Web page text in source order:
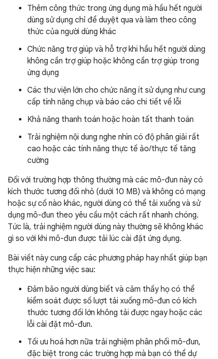
Thêm công thức trong ứng dụng mà hầu hết người
dùng sử dụng chỉ để duyệt qua và làm theo công
thức của người dùng khác
Chức năng trợ giúp và hỗ trợ khi hầu hết người dùng
không cần trợ giúp hoặc không cần trợ giúp trong
ứng dụng
Các thư viện lớn cho chức năng ít sử dụng như cung
cấp tính năng chụp và báo cáo chi tiết về lỗi
Khả năng thanh toán hoặc hoàn tất thanh toán
Trải nghiệm nội dung nghe nhìn có độ phân giải rất
cao hoặc các tính năng thực tế ảo/thực tế tăng
cường
Đối với trường hợp thông thường mà các mô-đun này có
kích thước tương đối nhỏ (dưới 10 MB) và không có mạng
hoặc sự cố nào khác, người dùng có thể tải xuống và sử
dụng mô-đun theo yêu cầu một cách rất nhanh chóng.
Tức là, trải nghiệm người dùng này thường sẽ không khác
gì so với khi mô-đun được tải lúc cài đặt ứng dụng.
Bài viết này cung cấp các phương pháp hay nhất giúp bạn
thực hiện những việc sau:
Đảm bảo người dùng biết và cảm thấy họ có thể
kiểm soát được số lượt tải xuống mô-đun có kích
thước tương đối lớn không tải được ngay hoặc các
lỗi cài đặt mô-đun.
Tối ưu hoá hơn nữa trải nghiệm phân phối mô-đun,
đặc biệt trong các trường hợp mà bạn có thể dự